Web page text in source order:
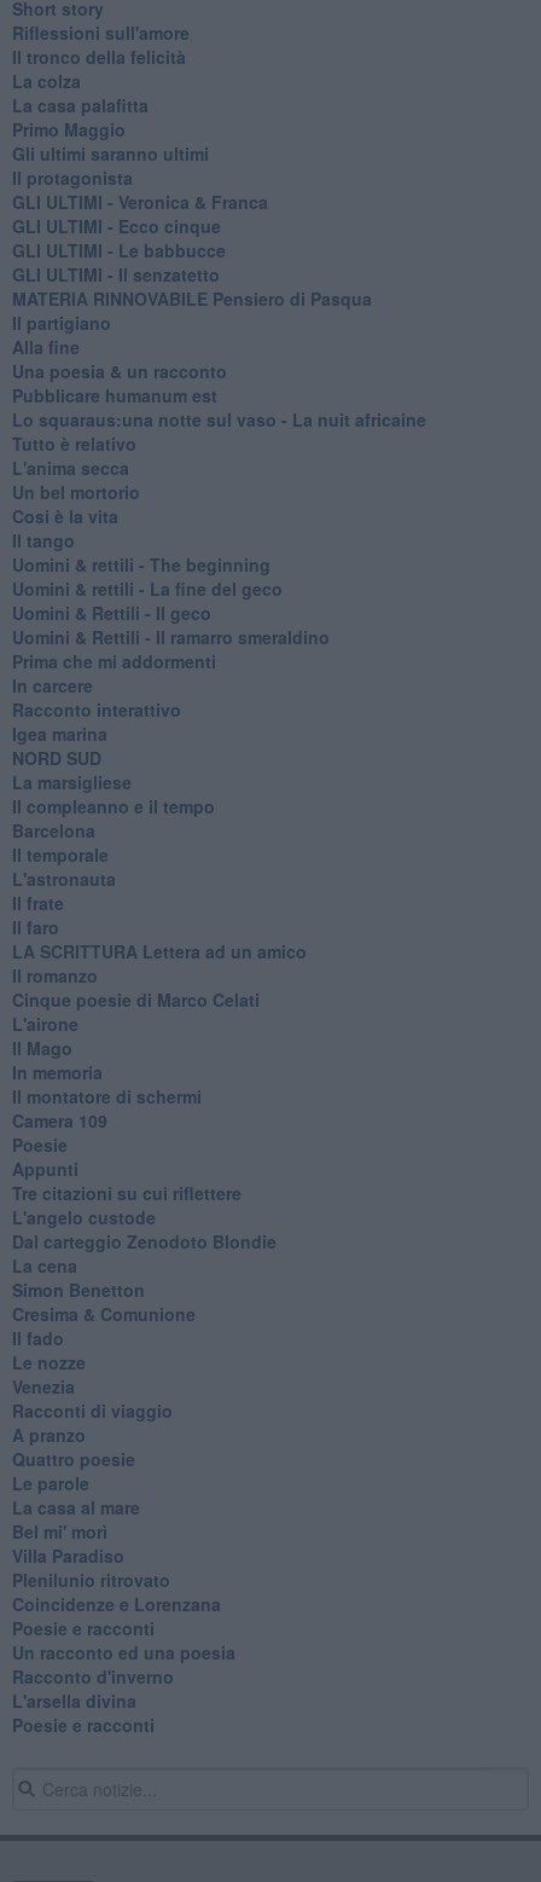
Short story
Riflessioni sull'amore
Il tronco della felicità
La colza
La casa palafitta
Primo Maggio
Gli ultimi saranno ultimi
Il protagonista
GLI ULTIMI - Veronica & Franca
GLI ULTIMI - Ecco cinque
GLI ULTIMI - Le babbucce
GLI ULTIMI - Il senzatetto
MATERIA RINNOVABILE Pensiero di Pasqua
Il partigiano
Alla fine
Una poesia & un racconto
Pubblicare humanum est
Lo squaraus:una notte sul vaso - La nuit africaine
Tutto è relativo
L'anima secca
Un bel mortorio
Cosi è la vita
Il tango
​Uomini & rettili - The beginning
​Uomini & rettili - La fine del geco
Uomini & Rettili - Il geco
Uomini & Rettili - Il ramarro smeraldino
Prima che mi addormenti
In carcere
Racconto interattivo
Igea marina
​NORD SUD
La marsigliese
Il compleanno e il tempo
Barcelona
Il temporale
L'astronauta
Il frate
Il faro
​LA SCRITTURA Lettera ad un amico
Il romanzo
Cinque poesie di Marco Celati
L'airone
Il Mago
In memoria
Il montatore di schermi
Camera 109
Poesie
Appunti
Tre citazioni su cui riflettere
L'angelo custode
Dal carteggio Zenodoto Blondie
La cena
Simon Benetton
Cresima & Comunione
Il fado
Le nozze
Venezia
Racconti di viaggio
A pranzo
Quattro poesie
Le parole
La casa al mare
Bel mi' morì
Villa Paradiso
Plenilunio ritrovato
Coincidenze e Lorenzana
Poesie e racconti
Un racconto ed una poesia
Racconto d'inverno
​L'arsella divina
Poesie e racconti